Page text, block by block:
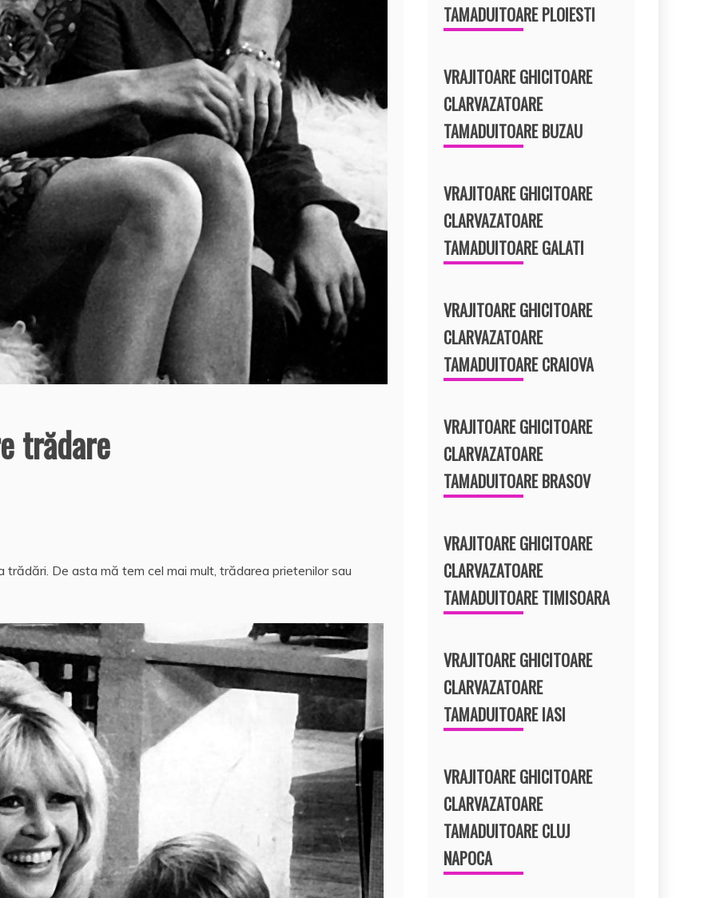
trădare
De asta mă tem cel mai mult, trădarea prietenilor sau
TAMADUITOARE PLOIESTI
VRAJITOARE GHICITOARE
CLARVAZATOARE
TAMADUITOARE BUZAU
VRAJITOARE GHICITOARE
CLARVAZATOARE
TAMADUITOARE GALATI
VRAJITOARE GHICITOARE
CLARVAZATOARE
TAMADUITOARE CRAIOVA
VRAJITOARE GHICITOARE
CLARVAZATOARE
TAMADUITOARE BRASOV
VRAJITOARE GHICITOARE
CLARVAZATOARE
TAMADUITOARE TIMISOARA
VRAJITOARE GHICITOARE
CLARVAZATOARE
TAMADUITOARE IASI
VRAJITOARE GHICITOARE
CLARVAZATOARE
TAMADUITOARE CLUJ
NAPOCA